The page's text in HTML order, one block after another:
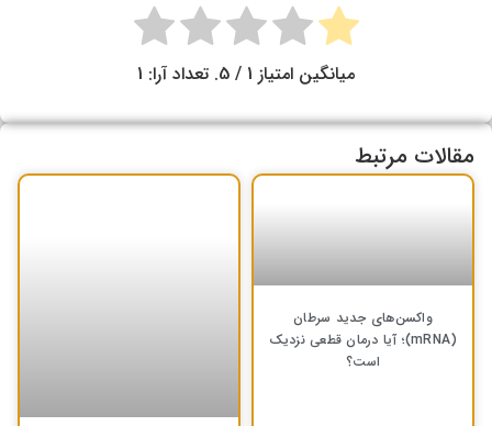
میانگین امتیاز 1 / 5. تعداد آرا: 1
مقالات مرتبط
واکسن‌های جدید سرطان
(mRNA)؛ آیا درمان قطعی نزدیک
است؟